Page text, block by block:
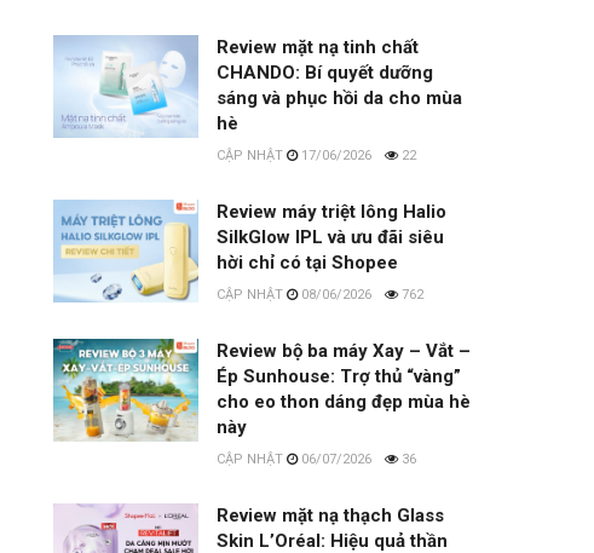
Review mặt nạ tinh chất
CHANDO: Bí quyết dưỡng
sáng và phục hồi da cho mùa
hè
17/06/2026 22
Review máy triệt lông Halio
SilkGlow IPL và ưu đãi siêu
hời chỉ có tại Shopee
08/06/2026 762
Review bộ ba máy Xay – Vắt –
Ép Sunhouse: Trợ thủ “vàng”
cho eo thon dáng đẹp mùa hè
này
06/07/2026 36
Review mặt nạ thạch Glass
Skin L’Oréal: Hiệu quả thần